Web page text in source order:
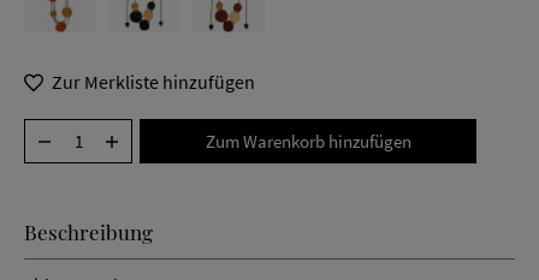
Zur Merkliste hinzufügen
Beschreibung